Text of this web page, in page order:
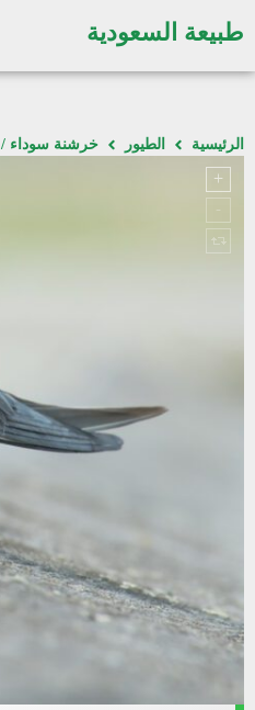
طبيعة السعودية
الرئيسية الطيور خرشنة سوداء / Chlidonias niger